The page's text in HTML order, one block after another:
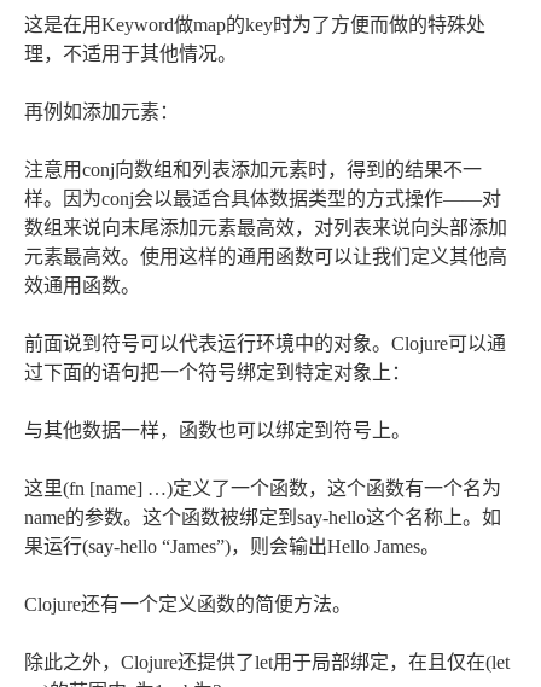
这是在用Keyword做map的key时为了方便而做的特殊处
理，不适用于其他情况。
再例如添加元素：
注意用conj向数组和列表添加元素时，得到的结果不一
样。因为conj会以最适合具体数据类型的方式操作——对
数组来说向末尾添加元素最高效，对列表来说向头部添加
元素最高效。使用这样的通用函数可以让我们定义其他高
效通用函数。
前面说到符号可以代表运行环境中的对象。Clojure可以通
过下面的语句把一个符号绑定到特定对象上：
与其他数据一样，函数也可以绑定到符号上。
这里(fn [name] …)定义了一个函数，这个函数有一个名为
name的参数。这个函数被绑定到say-hello这个名称上。如
果运行(say-hello “James”)，则会输出Hello James。
Clojure还有一个定义函数的简便方法。
除此之外，Clojure还提供了let用于局部绑定，在且仅在(let